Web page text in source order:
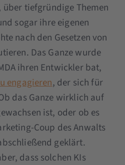
tiefgründige Themen
sogar ihre eigenen
nach den Gesetzen von
Das Ganze wurde
ihren Entwickler bat,
engagieren, der sich für
das Ganze wirklich auf
ist, oder ob es
Coup des Anwalts
geklärt.
dass solchen KIs